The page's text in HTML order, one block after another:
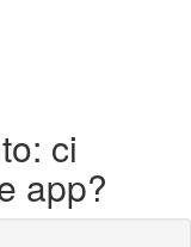
ci
app?